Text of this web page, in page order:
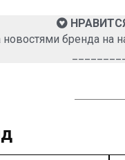
НРАВИТСЯ
новостями бренда на